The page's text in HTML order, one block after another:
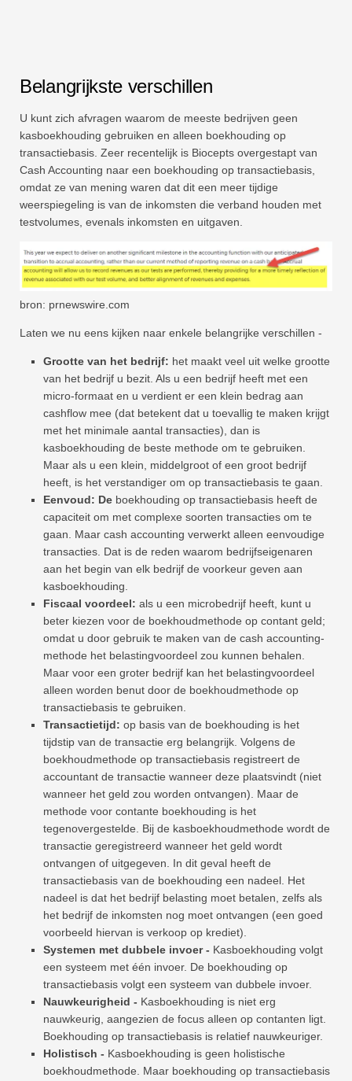
Belangrijkste verschillen
U kunt zich afvragen waarom de meeste bedrijven geen
kasboekhouding gebruiken en alleen boekhouding op
transactiebasis. Zeer recentelijk is Biocepts overgestapt van
Cash Accounting naar een boekhouding op transactiebasis,
omdat ze van mening waren dat dit een meer tijdige
weerspiegeling is van de inkomsten die verband houden met
testvolumes, evenals inkomsten en uitgaven.
bron: prnewswire.com
Laten we nu eens kijken naar enkele belangrijke verschillen -
Grootte van het bedrijf: het maakt veel uit welke grootte
van het bedrijf u bezit. Als u een bedrijf heeft met een
micro-formaat en u verdient er een klein bedrag aan
cashflow mee (dat betekent dat u toevallig te maken krijgt
met het minimale aantal transacties), dan is
kasboekhouding de beste methode om te gebruiken.
Maar als u een klein, middelgroot of een groot bedrijf
heeft, is het verstandiger om op transactiebasis te gaan.
Eenvoud: De boekhouding op transactiebasis heeft de
capaciteit om met complexe soorten transacties om te
gaan. Maar cash accounting verwerkt alleen eenvoudige
transacties. Dat is de reden waarom bedrijfseigenaren
aan het begin van elk bedrijf de voorkeur geven aan
kasboekhouding.
Fiscaal voordeel: als u een microbedrijf heeft, kunt u
beter kiezen voor de boekhoudmethode op contant geld;
omdat u door gebruik te maken van de cash accounting-
methode het belastingvoordeel zou kunnen behalen.
Maar voor een groter bedrijf kan het belastingvoordeel
alleen worden benut door de boekhoudmethode op
transactiebasis te gebruiken.
Transactietijd: op basis van de boekhouding is het
tijdstip van de transactie erg belangrijk. Volgens de
boekhoudmethode op transactiebasis registreert de
accountant de transactie wanneer deze plaatsvindt (niet
wanneer het geld zou worden ontvangen). Maar de
methode voor contante boekhouding is het
tegenovergestelde. Bij de kasboekhoudmethode wordt de
transactie geregistreerd wanneer het geld wordt
ontvangen of uitgegeven. In dit geval heeft de
transactiebasis van de boekhouding een nadeel. Het
nadeel is dat het bedrijf belasting moet betalen, zelfs als
het bedrijf de inkomsten nog moet ontvangen (een goed
voorbeeld hiervan is verkoop op krediet).
Systemen met dubbele invoer - Kasboekhouding volgt
een systeem met één invoer. De boekhouding op
transactiebasis volgt een systeem van dubbele invoer.
Nauwkeurigheid - Kasboekhouding is niet erg
nauwkeurig, aangezien de focus alleen op contanten ligt.
Boekhouding op transactiebasis is relatief nauwkeuriger.
Holistisch - Kasboekhouding is geen holistische
boekhoudmethode. Maar boekhouding op transactiebasis